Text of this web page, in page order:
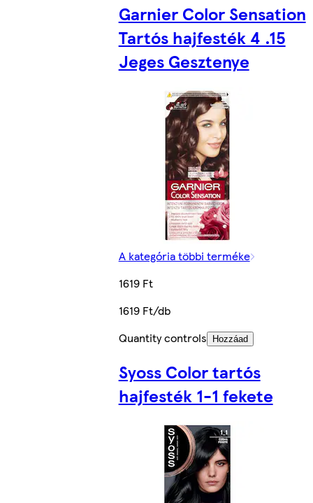
Garnier Color Sensation
Tartós hajfesték 4 .15
Jeges Gesztenye
A kategória többi terméke
1619 Ft
1619 Ft/db
Quantity controls
Hozzáad
Syoss Color tartós
hajfesték 1-1 fekete